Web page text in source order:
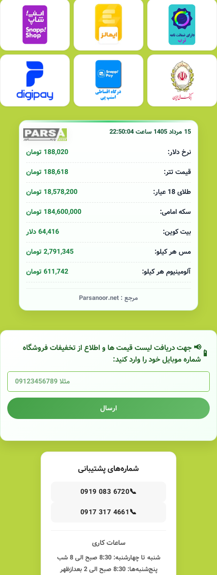
15 مرداد 1405 ساعت 22:50:04
نرخ دلار:
188,020 تومان
قیمت تتر:
188,618 تومان
طلای 18 عیار:
18,578,200 تومان
سکه امامی:
184,600,000 تومان
بیت کوین:
64,416 دلار
مس هر کیلو:
2,791,345 تومان
آلومینیوم هر کیلو:
611,742 تومان
مرجع : Parsanoor.net
📢 جهت دریافت لیست قیمت ها و اطلاع از تخفیفات فروشگاه
شماره موبایل خود را وارد کنید:
ارسال
شماره‌های پشتیبانی
📞
0919 083 6720
📞
0917 317 4661
ساعات کاری
شنبه تا چهارشنبه: 8:30 صبح الی 8 شب
پنج‌شنبه‌ها: 8:30 صبح الی 2 بعدازظهر